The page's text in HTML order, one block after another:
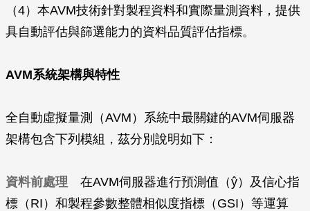
（4）本AVM技術針對製程資料和實際量測資料，提供
具自動評估與篩選能力的資料品質評估指標。
AVM系統架構與特性
全自動虛擬量測（AVM）系統中最關鍵的AVM伺服器
架構包含下列模組，茲分別說明如下：
資料前處理 在AVM伺服器進行預測值（ŷ）及信心指
標（RI）和製程參數整體相似度指標（GSI）等運算